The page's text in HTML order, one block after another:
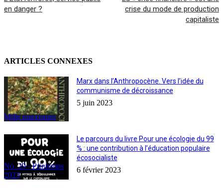
en danger ?
crise du mode de production
capitaliste
ARTICLES CONNEXES
Mille marxismes
Marx dans l’Anthropocène. Vers l’idée du
communisme de décroissance
5 juin 2023
No. 29 - Printemps
2023
Le parcours du livre Pour une écologie du 99
% : une contribution à l’éducation populaire
écosocialiste
6 février 2023